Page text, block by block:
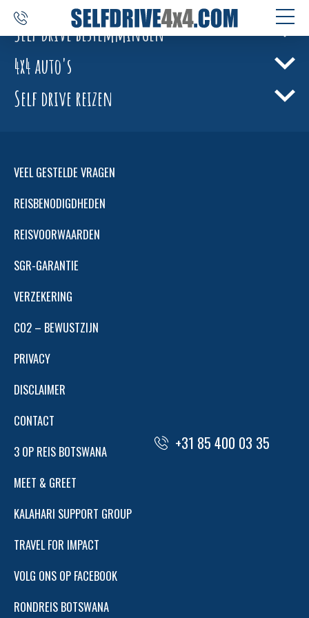
SELF DRIVE REIZEN
AUTOVERHUUR
BESTEMMINGEN
ERVARINGEN
OVER ONS
CONTACT
SELFDRIVE4X4.COM
Self drive bestemmingen
4x4 auto's
Self drive reizen
VEEL GESTELDE VRAGEN
REISBENODIGDHEDEN
REISVOORWAARDEN
SGR-GARANTIE
VERZEKERING
CO2 – BEWUSTZIJN
PRIVACY
DISCLAIMER
CONTACT
3 OP REIS BOTSWANA
MEET & GREET
KALAHARI SUPPORT GROUP
TRAVEL FOR IMPACT
VOLG ONS OP FACEBOOK
RONDREIS BOTSWANA
+31 85 400 03 35